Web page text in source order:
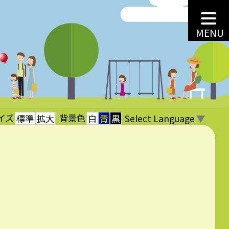
MENU
ズ 標準 拡大 背景色 白 青 黒 Select Language ▼